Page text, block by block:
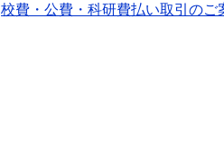
校費・公費・科研費払い取引のご